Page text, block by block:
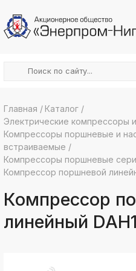
k
k
k
k
k
Главная / Каталог /
Электрические компрессоры
Компрессоры поршневые и
встраиваемые /
Компрессоры поршневые
Компрессор поршневой
Компрессор
линейный